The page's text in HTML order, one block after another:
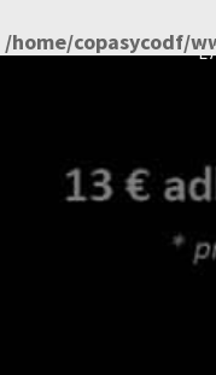
/home/copasycodf/